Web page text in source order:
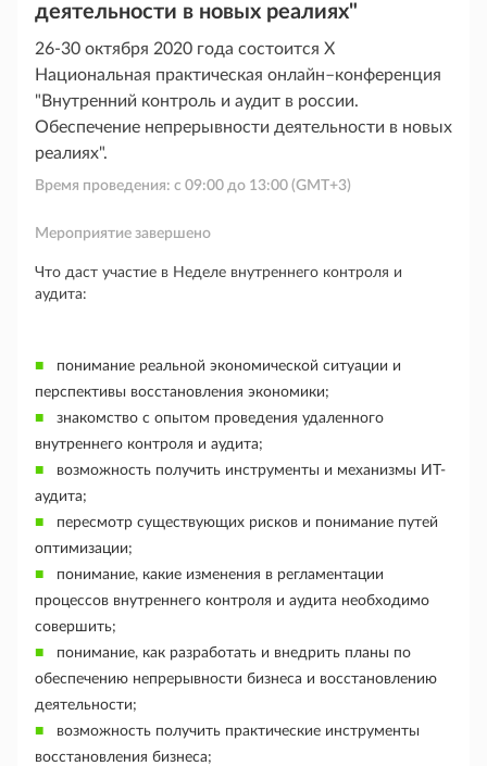
деятельности в новых реалиях"
26-30 октября 2020 года состоится X
Национальная практическая онлайн–конференция
"Внутренний контроль и аудит в россии.
Обеспечение непрерывности деятельности в новых
реалиях".
Время проведения: с 09:00 до 13:00 (GMT+3)
Мероприятие завершено
Что даст участие в Неделе внутреннего контроля и
аудита:
понимание реальной экономической ситуации и
перспективы восстановления экономики;
знакомство с опытом проведения удаленного
внутреннего контроля и аудита;
возможность получить инструменты и механизмы ИТ-
аудита;
пересмотр существующих рисков и понимание путей
оптимизации;
понимание, какие изменения в регламентации
процессов внутреннего контроля и аудита необходимо
совершить;
понимание, как разработать и внедрить планы по
обеспечению непрерывности бизнеса и восстановлению
деятельности;
возможность получить практические инструменты
восстановления бизнеса;